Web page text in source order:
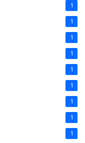
1
1
1
1
1
1
1
1
1